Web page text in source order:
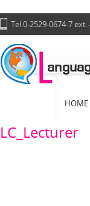
Tel.0-2529-0674-7
HOME
LC_Lecturer
บุคลาก